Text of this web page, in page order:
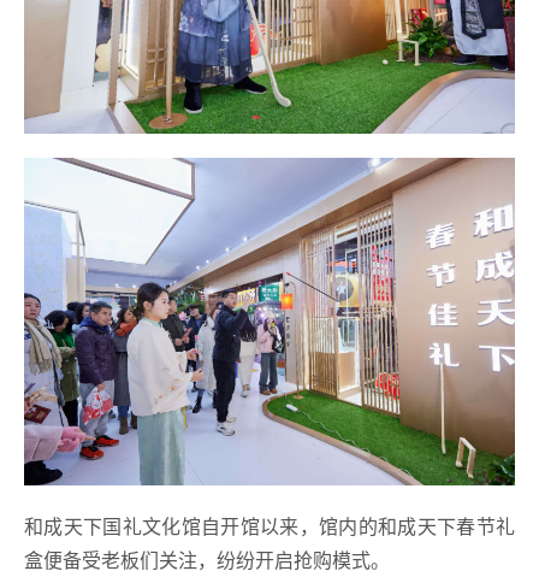
和成天下国礼文化馆自开馆以来，馆内的和成天下春节礼
盒便备受老板们关注，纷纷开启抢购模式。